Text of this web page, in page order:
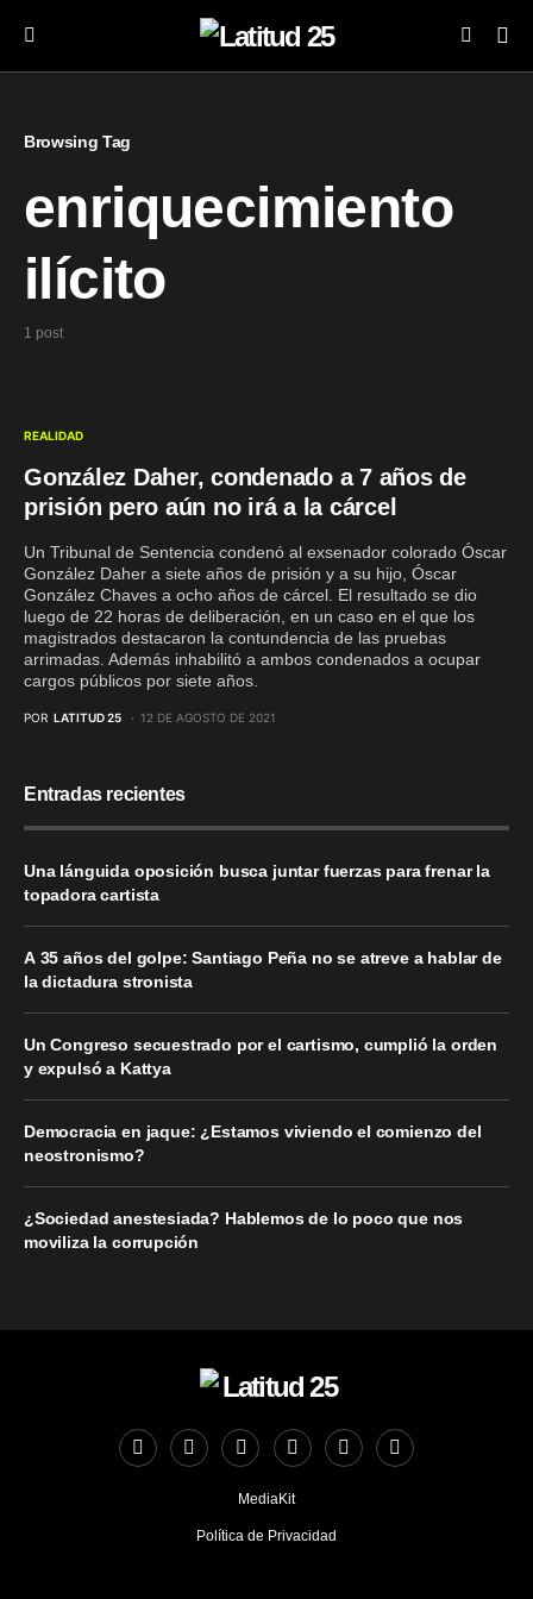
Browsing Tag
enriquecimiento
ilícito
1 post
REALIDAD
González Daher, condenado a 7 años de
prisión pero aún no irá a la cárcel
Un Tribunal de Sentencia condenó al exsenador colorado Óscar
González Daher a siete años de prisión y a su hijo, Óscar
González Chaves a ocho años de cárcel. El resultado se dio
luego de 22 horas de deliberación, en un caso en el que los
magistrados destacaron la contundencia de las pruebas
arrimadas. Además inhabilitó a ambos condenados a ocupar
cargos públicos por siete años.
POR LATITUD 25 12 DE AGOSTO DE 2021
Entradas recientes
Una lánguida oposición busca juntar fuerzas para frenar la
topadora cartista
A 35 años del golpe: Santiago Peña no se atreve a hablar de
la dictadura stronista
Un Congreso secuestrado por el cartismo, cumplió la orden
y expulsó a Kattya
Democracia en jaque: ¿Estamos viviendo el comienzo del
neostronismo?
¿Sociedad anestesiada? Hablemos de lo poco que nos
moviliza la corrupción
MediaKit
Política de Privacidad